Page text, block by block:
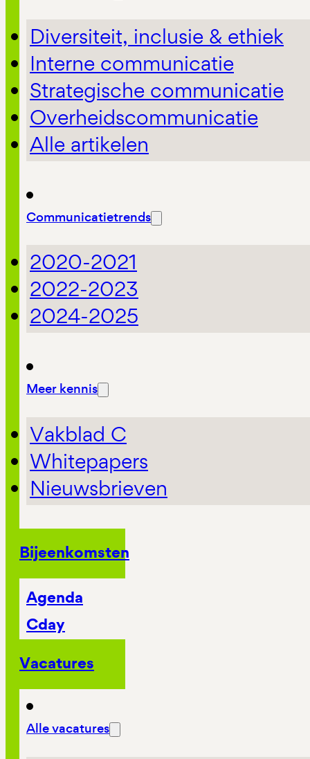
Diversiteit, inclusie & ethiek
Interne communicatie
Strategische communicatie
Overheidscommunicatie
Alle artikelen
Communicatietrends
2020-2021
2022-2023
2024-2025
Meer kennis
Vakblad C
Whitepapers
Nieuwsbrieven
Bijeenkomsten
Agenda
Cday
Vacatures
Alle vacatures